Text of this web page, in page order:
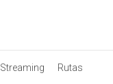
Streaming
Rutas